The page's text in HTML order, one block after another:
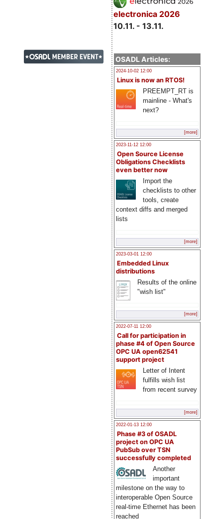
electronica 2026
10.11. - 13.11.
OSADL Articles:
2024-10-02 12:00
Linux is now an RTOS!
PREEMPT_RT is
mainline - What's
next?
[more]
2023-11-12 12:00
Open Source License
Obligations Checklists
even better now
Import the
checklists to other
tools, create
context diffs and merged
lists
[more]
2023-03-01 12:00
Embedded Linux
distributions
Results of the online
"wish list"
[more]
2022-07-11 12:00
Call for participation in
phase #4 of Open Source
OPC UA open62541
support project
Letter of Intent
fulfills wish list
from recent survey
[more]
2022-01-13 12:00
Phase #3 of OSADL
project on OPC UA
PubSub over TSN
successfully completed
Another
important
milestone on the way to
interoperable Open Source
real-time Ethernet has been
reached